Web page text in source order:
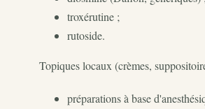
troxérutine ;
rutoside.
Topiques locaux (crèmes,
préparations à base